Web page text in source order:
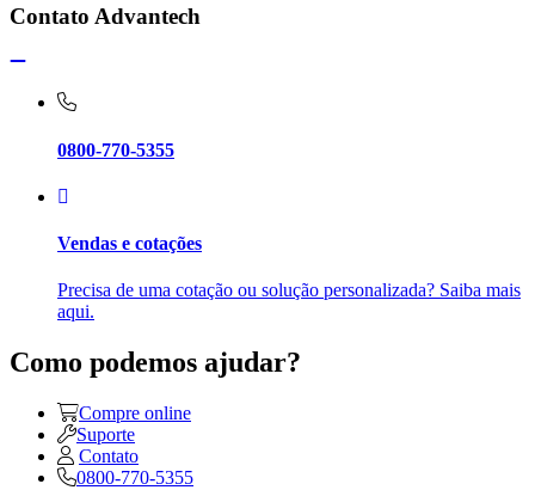
Contato Advantech
0800-770-5355
Vendas e cotações
Precisa de uma cotação ou solução personalizada? Saiba mais
aqui.
Como podemos ajudar?
Compre online
Suporte
Contato
0800-770-5355